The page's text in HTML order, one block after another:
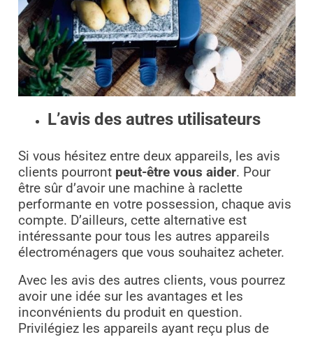
L’avis des autres utilisateurs
Si vous hésitez entre deux appareils, les avis
clients pourront peut-être vous aider. Pour
être sûr d’avoir une machine à raclette
performante en votre possession, chaque avis
compte. D’ailleurs, cette alternative est
intéressante pour tous les autres appareils
électroménagers que vous souhaitez acheter.
Avec les avis des autres clients, vous pourrez
avoir une idée sur les avantages et les
inconvénients du produit en question.
Privilégiez les appareils ayant reçu plus de